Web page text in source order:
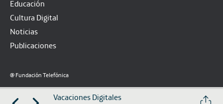
Vacaciones Digitales
Educación
Cultura Digital
Noticias
Publicaciones
@ Fundación Telefónica